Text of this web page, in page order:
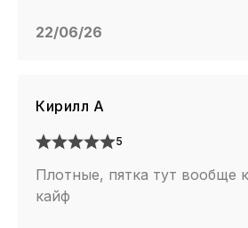
22/06/26
Кирилл А
5
Плотные, пятка тут вообще
кайф